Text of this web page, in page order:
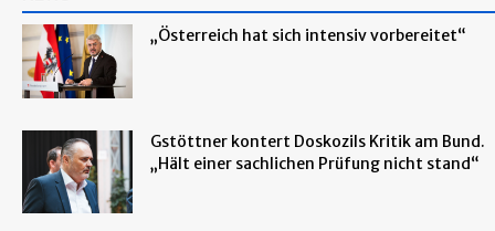
„Österreich hat sich intensiv vorbereitet“
Gstöttner kontert Doskozils Kritik am Bund.
„Hält einer sachlichen Prüfung nicht stand“